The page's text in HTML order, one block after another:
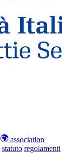
association
statuto regolamenti